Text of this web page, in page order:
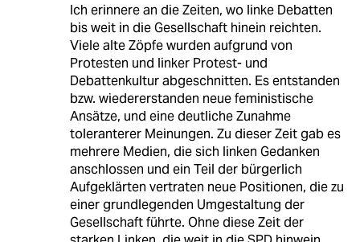
Ich erinnere an die Zeiten, wo linke Debatten
bis weit in die Gesellschaft hinein reichten.
Viele alte Zöpfe wurden aufgrund von
Protesten und linker Protest- und
Debattenkultur abgeschnitten. Es entstanden
bzw. wiedererstanden neue feministische
Ansätze, und eine deutliche Zunahme
toleranterer Meinungen. Zu dieser Zeit gab es
mehrere Medien, die sich linken Gedanken
anschlossen und ein Teil der bürgerlich
Aufgeklärten vertraten neue Positionen, die zu
einer grundlegenden Umgestaltung der
Gesellschaft führte. Ohne diese Zeit der